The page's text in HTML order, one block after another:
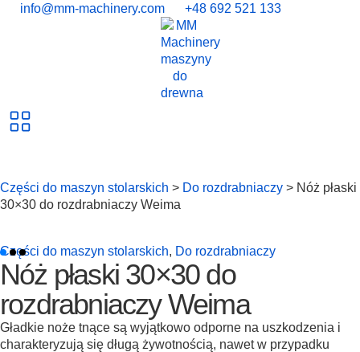
info@mm-machinery.com +48 692 521 133
Części do maszyn stolarskich > Do rozdrabniaczy > Nóż płaski
30×30 do rozdrabniaczy Weima
Części do maszyn stolarskich, Do rozdrabniaczy
Nóż płaski 30×30 do
rozdrabniaczy Weima
Gładkie noże tnące są wyjątkowo odporne na uszkodzenia i
charakteryzują się długą żywotnością, nawet w przypadku